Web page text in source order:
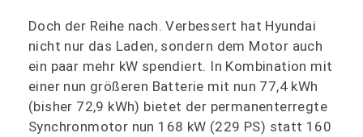
Doch der Reihe nach. Verbessert hat Hyundai
nicht nur das Laden, sondern dem Motor auch
ein paar mehr kW spendiert. In Kombination mit
einer nun größeren Batterie mit nun 77,4 kWh
(bisher 72,9 kWh) bietet der permanenterregte
Synchronmotor nun 168 kW (229 PS) statt 160